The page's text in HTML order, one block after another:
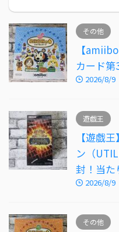
その他
【
カード
2026/8/9
遊戯王
【遊戯
ン（
封！当た
2026/8/9
その他